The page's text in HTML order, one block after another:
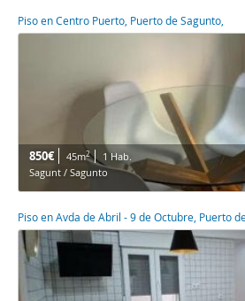
Piso en Centro Puerto, Puerto de Sagunto,
850€ 45m2
1 Hab.
Sagunt / Sagunto
Piso en Avda de Abril - 9 de Octubre, Puerto